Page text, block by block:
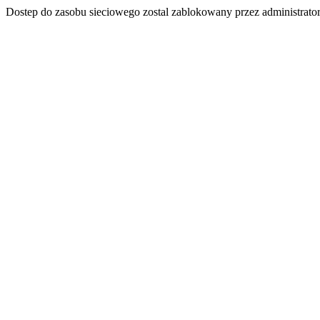
Dostep do zasobu sieciowego zostal zablokowany przez